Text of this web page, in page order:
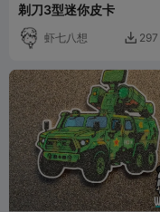
剃刀3型迷你皮卡
虾七八想  297